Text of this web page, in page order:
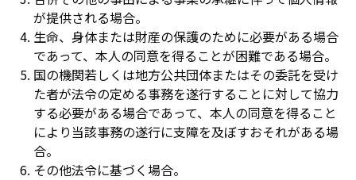
が提供される場合。
生命、身体または財産の保護のために必要がある場合
であって、本人の同意を得ることが困難である場合。
国の機関若しくは地方公共団体またはその委託を受け
た者が法令の定める事務を遂行することに対して協力
する必要がある場合であって、本人の同意を得ること
により当該事務の遂行に支障を及ぼすおそれがある場
合。
その他法令に基づく場合。